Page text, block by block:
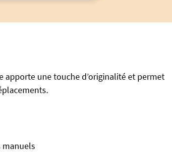
une touche d’originalité et permet